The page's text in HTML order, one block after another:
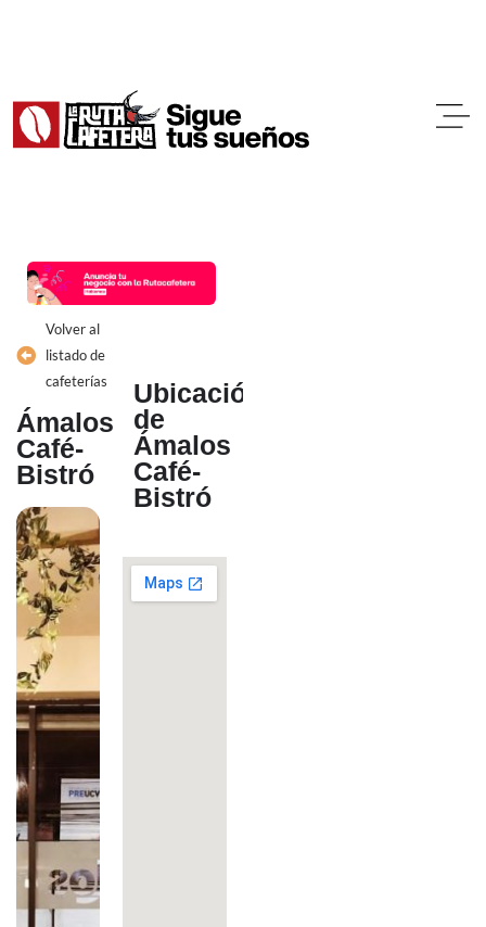
Volver al
listado de
cafeterías
Ámalos
Café-
Bistró
Ubicación
de
Ámalos
Café-
Bistró